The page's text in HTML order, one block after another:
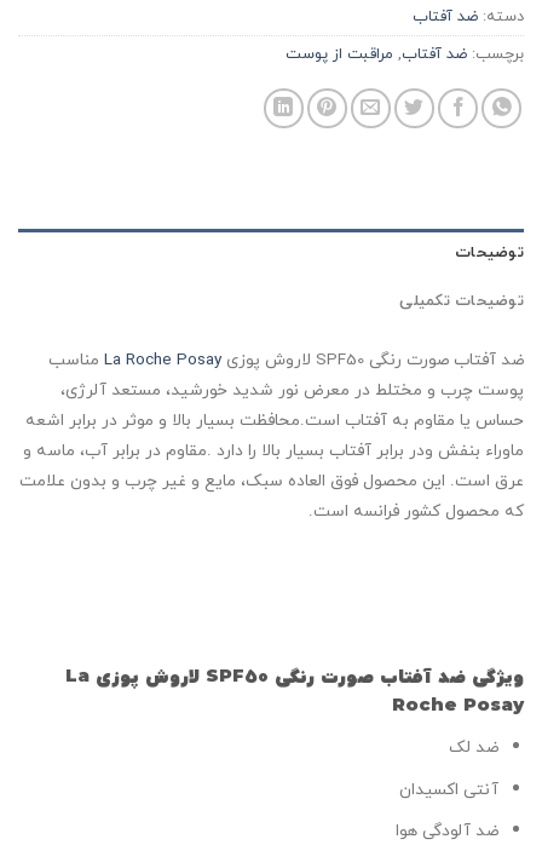
دسته: ضد آفتاب
برچسب: ضد آفتاب, مراقبت از پوست
توضیحات
توضیحات تکمیلی
ضد آفتاب صورت رنگی SPF50 لاروش پوزی La Roche Posay مناسب
پوست چرب و مختلط در معرض نور شدید خورشید، مستعد آلرژی،
حساس یا مقاوم به آفتاب است.محافظت بسیار بالا و موثر در برابر اشعه
ماوراء بنفش ودر برابر آفتاب بسیار بالا را دارد .مقاوم در برابر آب، ماسه و
عرق است. این محصول فوق العاده سبک، مایع و غیر چرب و بدون علامت
که محصول کشور فرانسه است.
ویژگی ضد آفتاب صورت رنگی SPF50 لاروش پوزی La
Roche Posay
ضد لک
آنتی اکسیدان
ضد آلودگی هوا